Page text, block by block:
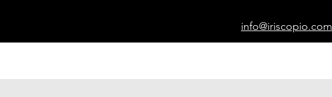
info@iriscopio.com